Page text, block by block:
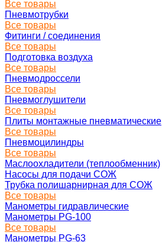
Все товары
Пневмотрубки
Все товары
Фитинги / соединения
Все товары
Подготовка воздуха
Все товары
Пневмодроссели
Все товары
Пневмоглушители
Все товары
Плиты монтажные пневматические
Все товары
Пневмоцилиндры
Все товары
Маслоохладители (теплообменник)
Насосы для подачи СОЖ
Трубка полишарнирная для СОЖ
Все товары
Манометры гидравлические
Манометры PG-100
Все товары
Манометры PG-63